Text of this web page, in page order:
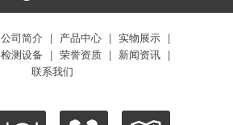
公司简介 产品中心 实物展示
检测设备 荣誉资质 新闻资讯
联系我们